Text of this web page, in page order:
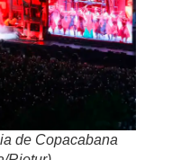
de Copacabana